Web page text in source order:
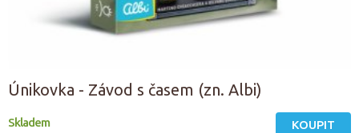
Únikovka - Závod s časem (zn. Albi)
Skladem KOUPIT